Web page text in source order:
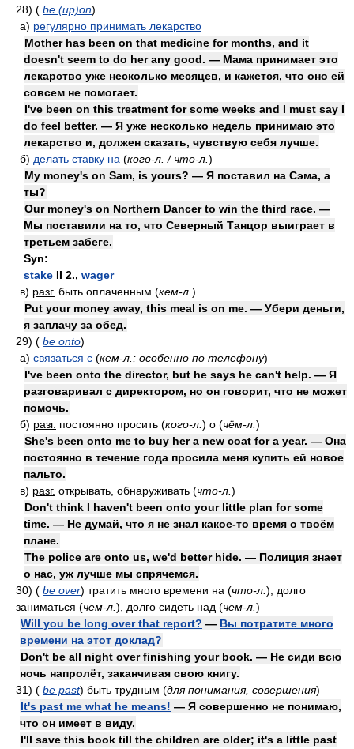
28) ( be (up)on)
а) регулярно принимать лекарство
Mother has been on that medicine for months, and it
doesn't seem to do her any good. — Мама принимает это
лекарство уже несколько месяцев, и кажется, что оно ей
совсем не помогает.
I've been on this treatment for some weeks and I must say I
do feel better. — Я уже несколько недель принимаю это
лекарство и, должен сказать, чувствую себя лучше.
б) делать ставку на (кого-л. / что-л. )
My money's on Sam, is yours? — Я поставил на Сэма, а
ты?
Our money's on Northern Dancer to win the third race. —
Мы поставили на то, что Северный Танцор выиграет в
третьем забеге.
Syn:
stake II 2., wager
в) разг. быть оплаченным (кем-л. )
Put your money away, this meal is on me. — Убери деньги,
я заплачу за обед.
29) ( be onto)
а) связаться с (кем-л.; особенно по телефону)
I've been onto the director, but he says he can't help. — Я
разговаривал с директором, но он говорит, что не может
помочь.
б) разг. постоянно просить (кого-л. ) о (чём-л. )
She's been onto me to buy her a new coat for a year. — Она
постоянно в течение года просила меня купить ей новое
пальто.
в) разг. открывать, обнаруживать (что-л. )
Don't think I haven't been onto your little plan for some
time. — Не думай, что я не знал какое-то время о твоём
плане.
The police are onto us, we'd better hide. — Полиция знает
о нас, уж лучше мы спрячемся.
30) ( be over) тратить много времени на (что-л. ); долго
заниматься (чем-л. ) , долго сидеть над (чем-л. )
Will you be long over that report? — Вы потратите много
времени на этот доклад?
Don't be all night over finishing your book. — Не сиди всю
ночь напролёт, заканчивая свою книгу.
31) ( be past) быть трудным (для понимания, совершения)
It's past me what he means! — Я совершенно не понимаю,
что он имеет в виду.
I'll save this book till the children are older; it's a little past